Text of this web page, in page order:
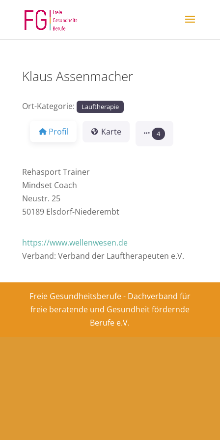
Klaus Assenmacher
Ort-Kategorie: Lauftherapie
Profil Karte 4
Rehasport Trainer
Mindset Coach
Neustr. 25
50189 Elsdorf-Niederembt
https://www.wellenwesen.de
Verband: Verband der Lauftherapeuten e.V.
Freie Gesundheitsberufe - Dachverband für
freie beratende und Gesundheit fördernde
Berufe e.V.